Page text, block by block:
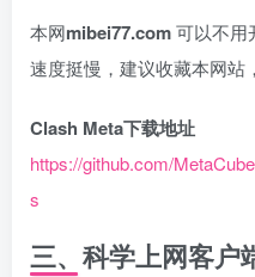
本网mibei77.com可以不用
速度挺慢，建议收藏本网站
Clash Meta下载地址
https://github.com/
s
三、科学上网客户